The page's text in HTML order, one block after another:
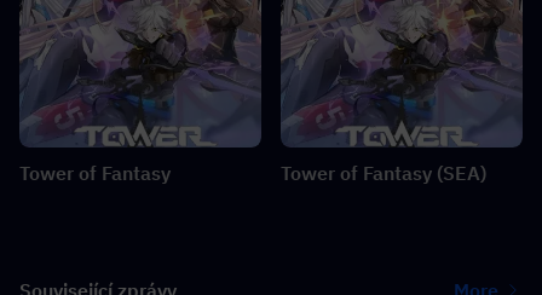
Tower of Fantasy Tower of Fantasy (SEA)